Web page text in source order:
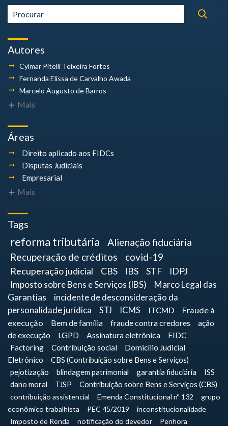
Autores
Cylmar Pitelli Teixeira Fortes
Fernanda Elissa de Carvalho Awada
Marcelo Augusto de Barros
Mais
Áreas
Direito aplicado aos FIDCs
Disputas Judiciais
Empresarial
Mais
Tags
reforma tributária
Alienação fiduciária
Recuperação de créditos
covid-19
Recuperação judicial CBS IBS STF
IDPJ
Imposto sobre Bens e Serviços (IBS)
Marco Legal das
Garantias
incidente de desconsideração da
personalidade jurídica
STJ ICMS ITCMD
Fraude à
execução
Bem de família fraude contra credores
ação
de execução
LGPD Assinatura eletrônica
FIDC
Factoring
Contribuição social
Domicílio Judicial
Eletrônico
CBS (Contribuição sobre Bens e Serviços)
pejotização
blindagem patrimonial garantia fiduciária
ISS
dano moral
TJSP Contribuição sobre Bens e Serviços (CBS)
contribuição assistencial Emenda Constitucional nº 132
grupo
econômico trabalhista
PEC 45/2019
inconstitucionalidade
Imposto de Renda
notificação do devedor
Penhora